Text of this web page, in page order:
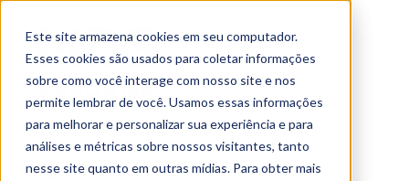
Este site armazena cookies em seu computador.
Esses cookies são usados para coletar informações
sobre como você interage com nosso site e nos
permite lembrar de você. Usamos essas informações
para melhorar e personalizar sua experiência e para
análises e métricas sobre nossos visitantes, tanto
nesse site quanto em outras mídias. Para obter mais